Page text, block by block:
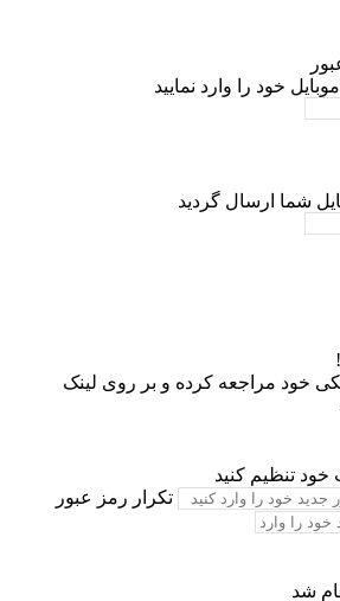
خود را وارد نمایید
شما ارسال گردید
خود مراجعه کرده و بر روی لینک
خود تنظیم کنید
تکرار رمز عبور
شد